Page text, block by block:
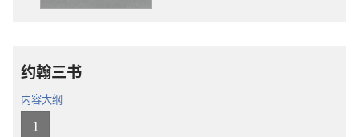
约翰三书
内容大纲
1